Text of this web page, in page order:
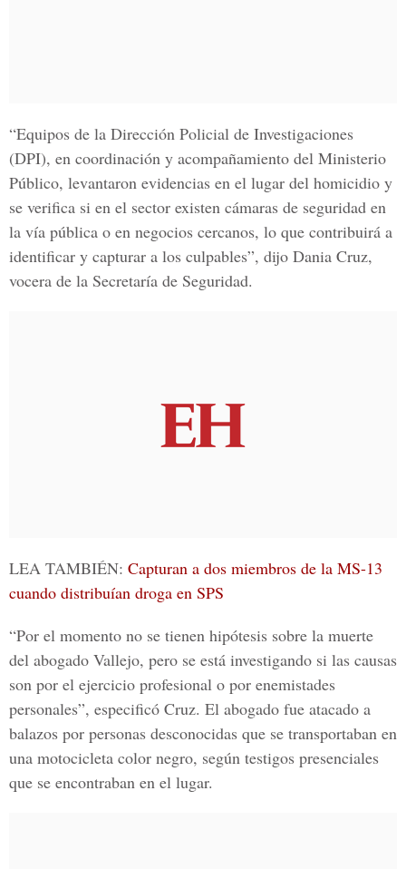
“Equipos de la Dirección Policial de Investigaciones
(DPI), en coordinación y acompañamiento del Ministerio
Público, levantaron evidencias en el lugar del homicidio y
se verifica si en el sector existen cámaras de seguridad en
la vía pública o en negocios cercanos, lo que contribuirá a
identificar y capturar a los culpables”, dijo Dania Cruz,
vocera de la Secretaría de Seguridad.
LEA TAMBIÉN: Capturan a dos miembros de la MS-13
cuando distribuían droga en SPS
“Por el momento no se tienen hipótesis sobre la muerte
del abogado Vallejo, pero se está investigando si las causas
son por el ejercicio profesional o por enemistades
personales”, especificó Cruz. El abogado fue atacado a
balazos por personas desconocidas que se transportaban en
una motocicleta color negro, según testigos presenciales
que se encontraban en el lugar.